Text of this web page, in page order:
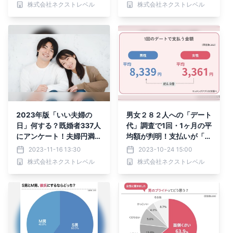
株式会社ネクストレベル 株式会社ネクストレベル
2023年版「いい夫婦の
日」何する？既婚者337人
にアンケート！夫婦円満の
秘訣とは2023-11-16 13:30
株式会社ネクストレベル
男女２８２人への「デート
代」調査で1回・1ヶ月の平
均額が判明！支払いが「き
つい」と答えた人は約３
０%
2023-10-24 15:00
株式会社ネクストレベル